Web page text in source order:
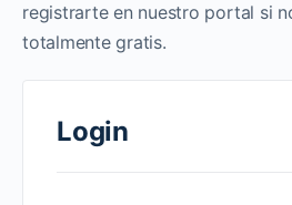
registrarte en nuestro portal si
totalmente gratis.
Login